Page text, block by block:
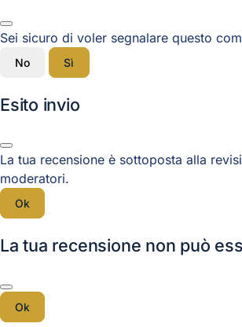
Sei sicuro di voler segnalare questo
No Sì
Esito invio
La tua recensione è sottoposta alla
moderatori.
Ok
La tua recensione non può
Ok